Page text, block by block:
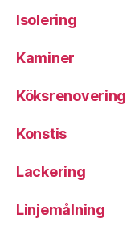
Isolering
Kaminer
Köksrenovering
Konstis
Lackering
Linjemålning